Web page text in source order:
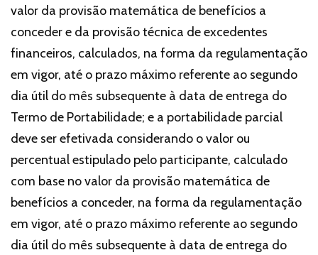
valor da provisão matemática de benefícios a
conceder e da provisão técnica de excedentes
financeiros, calculados, na forma da regulamentação
em vigor, até o prazo máximo referente ao segundo
dia útil do mês subsequente à data de entrega do
Termo de Portabilidade; e a portabilidade parcial
deve ser efetivada considerando o valor ou
percentual estipulado pelo participante, calculado
com base no valor da provisão matemática de
benefícios a conceder, na forma da regulamentação
em vigor, até o prazo máximo referente ao segundo
dia útil do mês subsequente à data de entrega do